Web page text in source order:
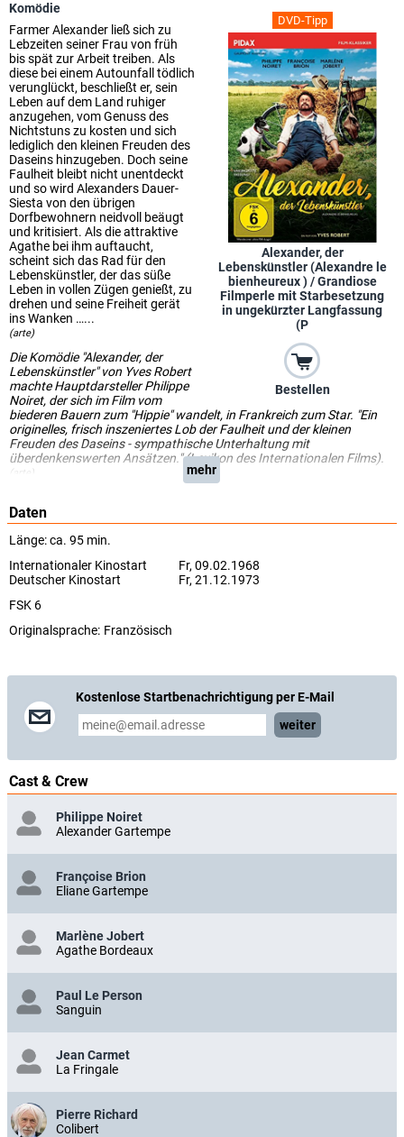
DVD-Tipp
Alexander, der
Lebenskünstler (Alexandre le
bienheureux ) / Grandiose
Filmperle mit Starbesetzung
in ungekürzter Langfassung
(P
Bestellen
Komödie
Farmer Alexander ließ sich zu
Lebzeiten seiner Frau von früh
bis spät zur Arbeit treiben. Als
diese bei einem Autounfall tödlich
verunglückt, beschließt er, sein
Leben auf dem Land ruhiger
anzugehen, vom Genuss des
Nichtstuns zu kosten und sich
lediglich den kleinen Freuden des
Daseins hinzugeben. Doch seine
Faulheit bleibt nicht unentdeckt
und so wird Alexanders Dauer-
Siesta von den übrigen
Dorfbewohnern neidvoll beäugt
und kritisiert. Als die attraktive
Agathe bei ihm auftaucht,
scheint sich das Rad für den
Lebenskünstler, der das süße
Leben in vollen Zügen genießt, zu
drehen und seine Freiheit gerät
ins Wanken …...
(arte)
Die Komödie "Alexander, der
Lebenskünstler" von Yves Robert
machte Hauptdarsteller Philippe
Noiret, der sich im Film vom
biederen Bauern zum "Hippie" wandelt, in Frankreich zum Star. "Ein
originelles, frisch inszeniertes Lob der Faulheit und der kleinen
Freuden des Daseins - sympathische Unterhaltung mit
überdenkenswerten Ansätzen." (Lexikon des Internationalen Films).
(arte) mehr
Daten
Länge: ca. 95 min.
Internationaler Kinostart
Fr, 09.02.1968
Deutscher Kinostart
Fr, 21.12.1973
FSK 6
Originalsprache: Französisch
Kostenlose Startbenachrichtigung per E-Mail
weiter
Cast & Crew
Philippe Noiret
Alexander Gartempe
Françoise Brion
Eliane Gartempe
Marlène Jobert
Agathe Bordeaux
Paul Le Person
Sanguin
Jean Carmet
La Fringale
Pierre Richard
Colibert